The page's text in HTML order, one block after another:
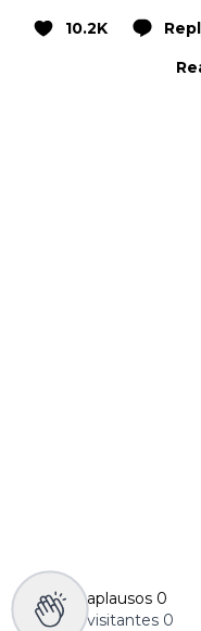
10.2K
aplausos 0
visitantes 0